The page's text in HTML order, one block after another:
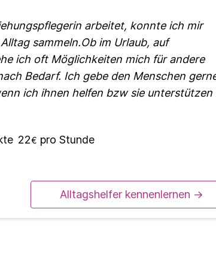
arbeitet, konnte ich mir
sammeln.Ob im Urlaub, auf
ich oft Möglichkeiten mich für andere
Bedarf. Ich gebe den Menschen
ich ihnen helfen bzw sie unterstützen
22€ pro Stunde
Alltagshelfer kennenlernen ->